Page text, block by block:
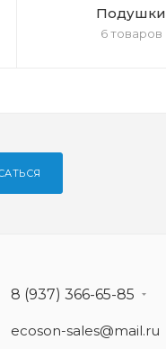
Подушки
6 товаров
8 (937) 366-65-85
ecoson-sales@mail.ru